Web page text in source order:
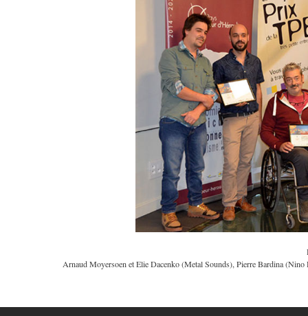
Arnaud Moyersoen et Elie Dacenko (Metal Sounds), Pierre Bardina